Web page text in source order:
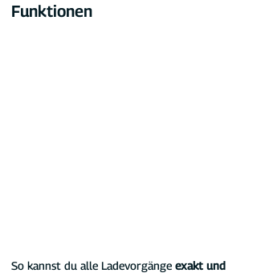
Funktionen
So kannst du alle Ladevorgänge exakt und